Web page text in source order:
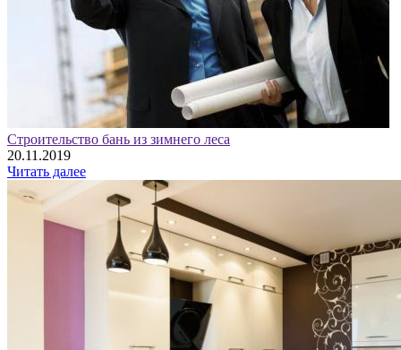
Строительство бань из зимнего леса
20.11.2019
Читать далее